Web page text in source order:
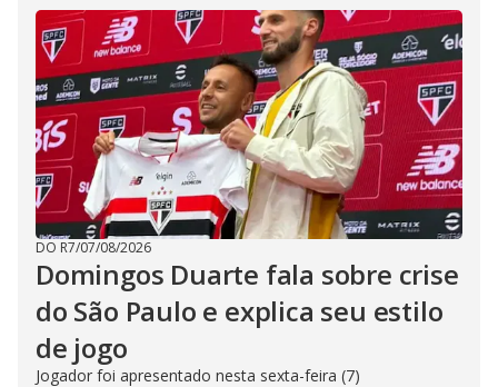
DO R7/07/08/2026
Domingos Duarte fala sobre crise
do São Paulo e explica seu estilo
de jogo
Jogador foi apresentado nesta sexta-feira (7)